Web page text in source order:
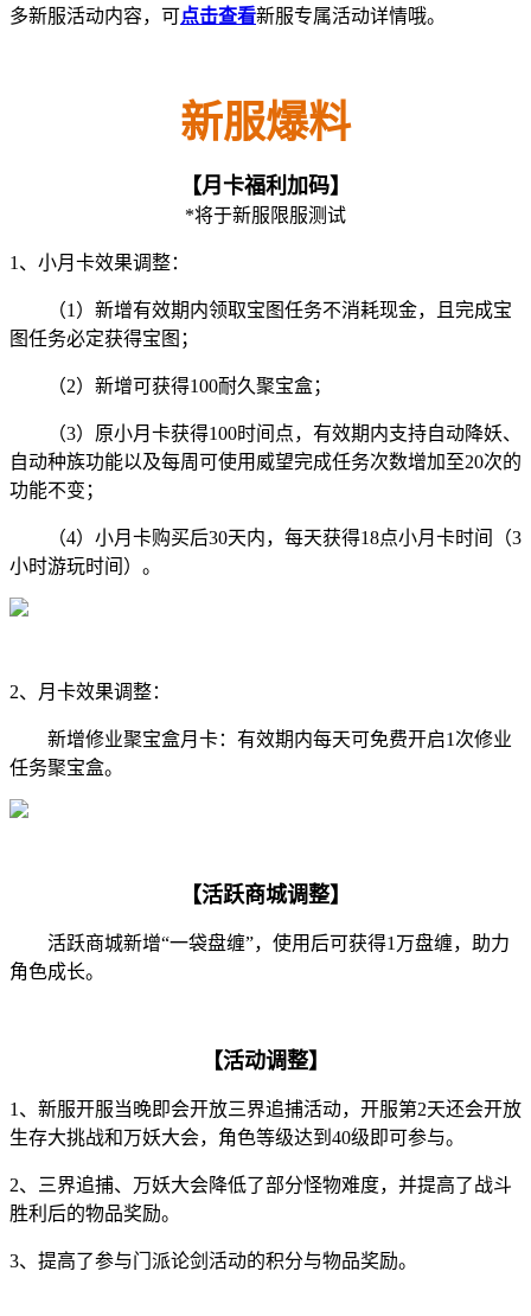
多新服活动内容，可点击查看新服专属活动详情哦。
新服爆料
【月卡福利加码】
*将于新服限服测试
1、小月卡效果调整：
（1）新增有效期内领取宝图任务不消耗现金，且完成宝
图任务必定获得宝图；
（2）新增可获得100耐久聚宝盒；
（3）原小月卡获得100时间点，有效期内支持自动降妖、
自动种族功能以及每周可使用威望完成任务次数增加至20次的
功能不变；
（4）小月卡购买后30天内，每天获得18点小月卡时间（3
小时游玩时间）。
2、月卡效果调整：
新增修业聚宝盒月卡：有效期内每天可免费开启1次修业
任务聚宝盒。
【活跃商城调整】
活跃商城新增“一袋盘缠”，使用后可获得1万盘缠，助力
角色成长。
【活动调整】
1、新服开服当晚即会开放三界追捕活动，开服第2天还会开放
生存大挑战和万妖大会，角色等级达到40级即可参与。
2、三界追捕、万妖大会降低了部分怪物难度，并提高了战斗
胜利后的物品奖励。
3、提高了参与门派论剑活动的积分与物品奖励。